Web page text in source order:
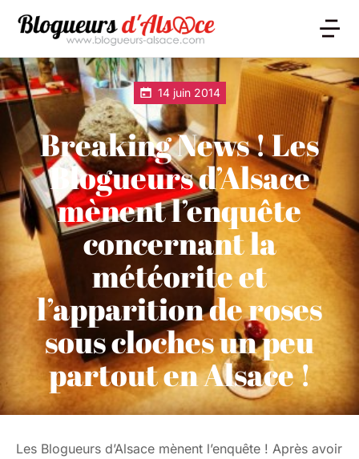
14 juin 2014
Breaking News ! Les
Blogueurs d’Alsace
mènent l’enquête
concernant la
météorite et
l’apparition de roses
sous cloches un peu
partout en Alsace !
Les Blogueurs d’Alsace mènent l’enquête ! Après avoir